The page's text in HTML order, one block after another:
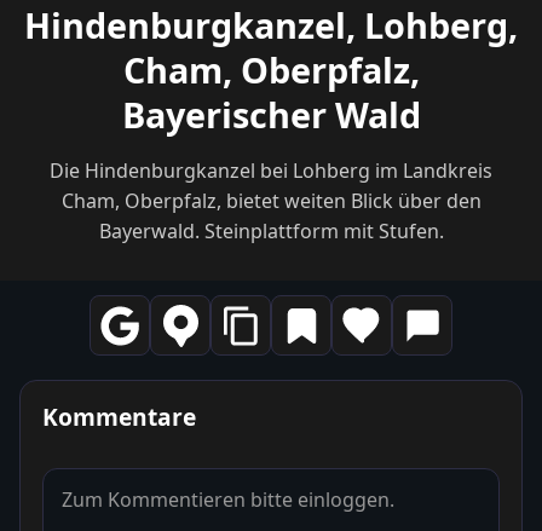
Hindenburgkanzel, Lohberg,
Cham, Oberpfalz,
Bayerischer Wald
Die Hindenburgkanzel bei Lohberg im Landkreis
Cham, Oberpfalz, bietet weiten Blick über den
Bayerwald. Steinplattform mit Stufen.
Kommentare